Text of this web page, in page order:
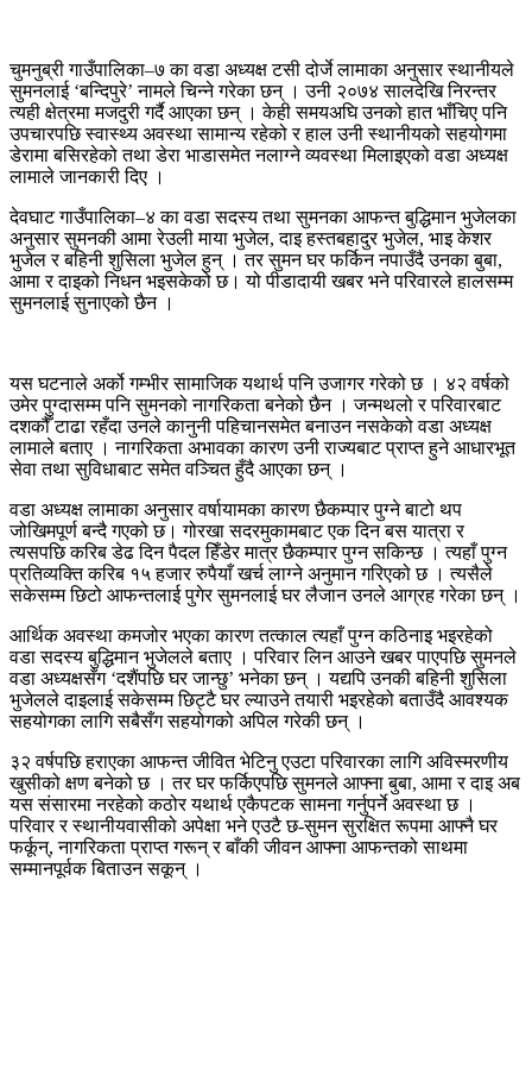
चुमनुब्री गाउँपालिका–७ का वडा अध्यक्ष टसी दोर्जे लामाका अनुसार स्थानीयले
सुमनलाई ‘बन्दिपुरे’ नामले चिन्ने गरेका छन् । उनी २०७४ सालदेखि निरन्तर
त्यही क्षेत्रमा मजदुरी गर्दै आएका छन् । केही समयअघि उनको हात भाँचिए पनि
उपचारपछि स्वास्थ्य अवस्था सामान्य रहेको र हाल उनी स्थानीयको सहयोगमा
डेरामा बसिरहेको तथा डेरा भाडासमेत नलाग्ने व्यवस्था मिलाइएको वडा अध्यक्ष
लामाले जानकारी दिए ।
देवघाट गाउँपालिका–४ का वडा सदस्य तथा सुमनका आफन्त बुद्धिमान भुजेलका
अनुसार सुमनकी आमा रेउली माया भुजेल, दाइ हस्तबहादुर भुजेल, भाइ केशर
भुजेल र बहिनी शुसिला भुजेल हुन् । तर सुमन घर फर्किन नपाउँदै उनका बुबा,
आमा र दाइको निधन भइसकेको छ। यो पीडादायी खबर भने परिवारले हालसम्म
सुमनलाई सुनाएको छैन ।
यस घटनाले अर्को गम्भीर सामाजिक यथार्थ पनि उजागर गरेको छ । ४२ वर्षको
उमेर पुग्दासम्म पनि सुमनको नागरिकता बनेको छैन । जन्मथलो र परिवारबाट
दशकौँ टाढा रहँदा उनले कानुनी पहिचानसमेत बनाउन नसकेको वडा अध्यक्ष
लामाले बताए । नागरिकता अभावका कारण उनी राज्यबाट प्राप्त हुने आधारभूत
सेवा तथा सुविधाबाट समेत वञ्चित हुँदै आएका छन् ।
वडा अध्यक्ष लामाका अनुसार वर्षायामका कारण छैकम्पार पुग्ने बाटो थप
जोखिमपूर्ण बन्दै गएको छ। गोरखा सदरमुकामबाट एक दिन बस यात्रा र
त्यसपछि करिब डेढ दिन पैदल हिँडेर मात्र छैकम्पार पुग्न सकिन्छ । त्यहाँ पुग्न
प्रतिव्यक्ति करिब १५ हजार रुपैयाँ खर्च लाग्ने अनुमान गरिएको छ । त्यसैले
सकेसम्म छिटो आफन्तलाई पुगेर सुमनलाई घर लैजान उनले आग्रह गरेका छन् ।
आर्थिक अवस्था कमजोर भएका कारण तत्काल त्यहाँ पुग्न कठिनाइ भइरहेको
वडा सदस्य बुद्धिमान भुजेलले बताए । परिवार लिन आउने खबर पाएपछि सुमनले
वडा अध्यक्षसँग ‘दशैंपछि घर जान्छु’ भनेका छन् । यद्यपि उनकी बहिनी शुसिला
भुजेलले दाइलाई सकेसम्म छिट्टै घर ल्याउने तयारी भइरहेको बताउँदै आवश्यक
सहयोगका लागि सबैसँग सहयोगको अपिल गरेकी छन् ।
३२ वर्षपछि हराएका आफन्त जीवित भेटिनु एउटा परिवारका लागि अविस्मरणीय
खुसीको क्षण बनेको छ । तर घर फर्किएपछि सुमनले आफ्ना बुबा, आमा र दाइ अब
यस संसारमा नरहेको कठोर यथार्थ एकैपटक सामना गर्नुपर्ने अवस्था छ ।
परिवार र स्थानीयवासीको अपेक्षा भने एउटै छ-सुमन सुरक्षित रूपमा आफ्नै घर
फर्कून्, नागरिकता प्राप्त गरून् र बाँकी जीवन आफ्ना आफन्तको साथमा
सम्मानपूर्वक बिताउन सकून् ।